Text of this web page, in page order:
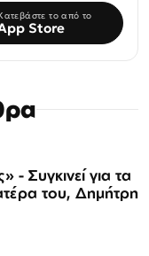
το από το
Store
- Συγκινεί για τα
του, Δημήτρη